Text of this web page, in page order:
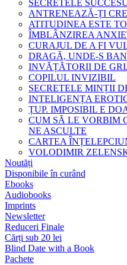
SECRETELE
ANTRENEAZĂ-ȚI
ATITUDINEA ESTE
ÎMBLÂNZIREA
CURAJUL DE A FI
DRAGĂ, UNDE-S
INVĂȚĂTORII DE
COPILUL INVIZIBIL
SECRETELE MINȚII
INTELIGENȚA
ȚUP. IMPOSIBIL E
CUM SĂ LE VORBIM
NE ASCULTE
CARTEA
VOLODIMIR
Noutăți
Disponibile în curând
Ebooks
Audiobooks
Imprints
Newsletter
Reduceri Finale
Cărți sub 20 lei
Blind Date with a Book
Pachete